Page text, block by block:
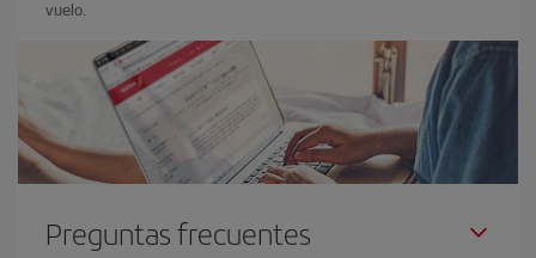
vuelo.
Preguntas frecuentes